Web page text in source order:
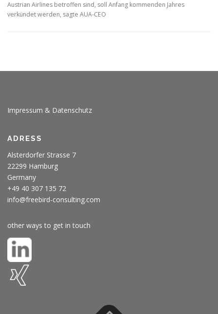
Austrian Airlines betroffen sind, soll Anfang kommenden Jahres
verkündet werden, sagte AUA-CEO
Impressum & Datenschutz
ADRESS
Alsterdorfer Strasse 7
22299 Hamburg
Germany
+49 40 307 135 72
info@freebird-consulting.com
other ways to get in touch